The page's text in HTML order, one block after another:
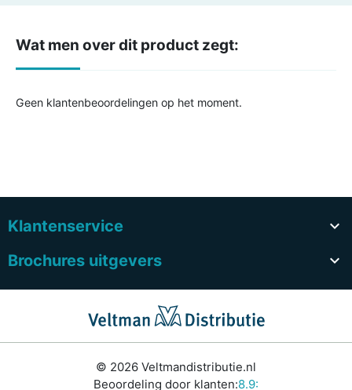
Wat men over dit product zegt:
Geen klantenbeoordelingen op het moment.
Klantenservice

Brochures uitgevers

© 2026 Veltmandistributie.nl
Beoordeling door klanten:8.9: